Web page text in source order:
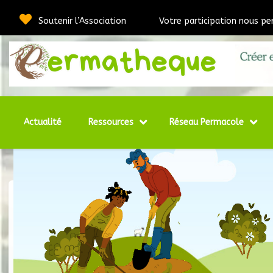
Soutenir l’Association Votre participation nous
Actualité Ressources Réseau Permacole